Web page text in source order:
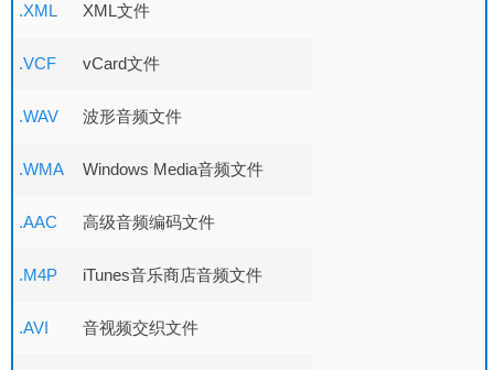
.XML XML文件
.VCF vCard文件
.WAV 波形音频文件
.WMA Windows Media音频文件
.AAC 高级音频编码文件
.M4P iTunes音乐商店音频文件
.AVI 音视频交织文件